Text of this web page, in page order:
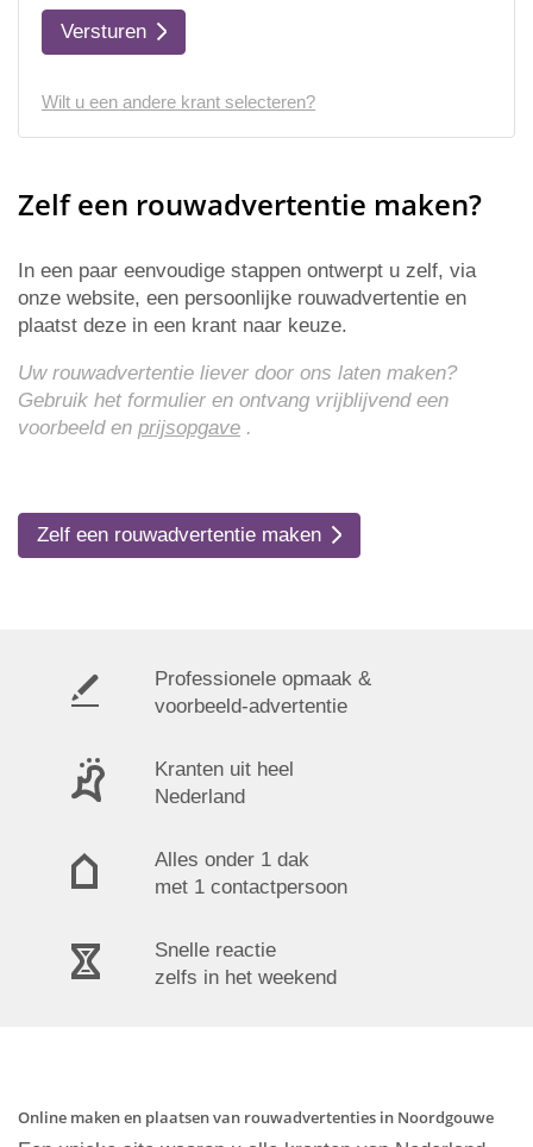
Versturen
Wilt u een andere krant selecteren?
Zelf een rouwadvertentie maken?
In een paar eenvoudige stappen ontwerpt u zelf, via
onze website, een persoonlijke rouwadvertentie en
plaatst deze in een krant naar keuze.
Uw rouwadvertentie liever door ons laten maken?
Gebruik het formulier en ontvang vrijblijvend een
voorbeeld en prijsopgave .
Zelf een rouwadvertentie maken
Professionele opmaak &
voorbeeld-advertentie
Kranten uit heel
Nederland
Alles onder 1 dak
met 1 contactpersoon
Snelle reactie
zelfs in het weekend
Online maken en plaatsen van rouwadvertenties in Noordgouwe